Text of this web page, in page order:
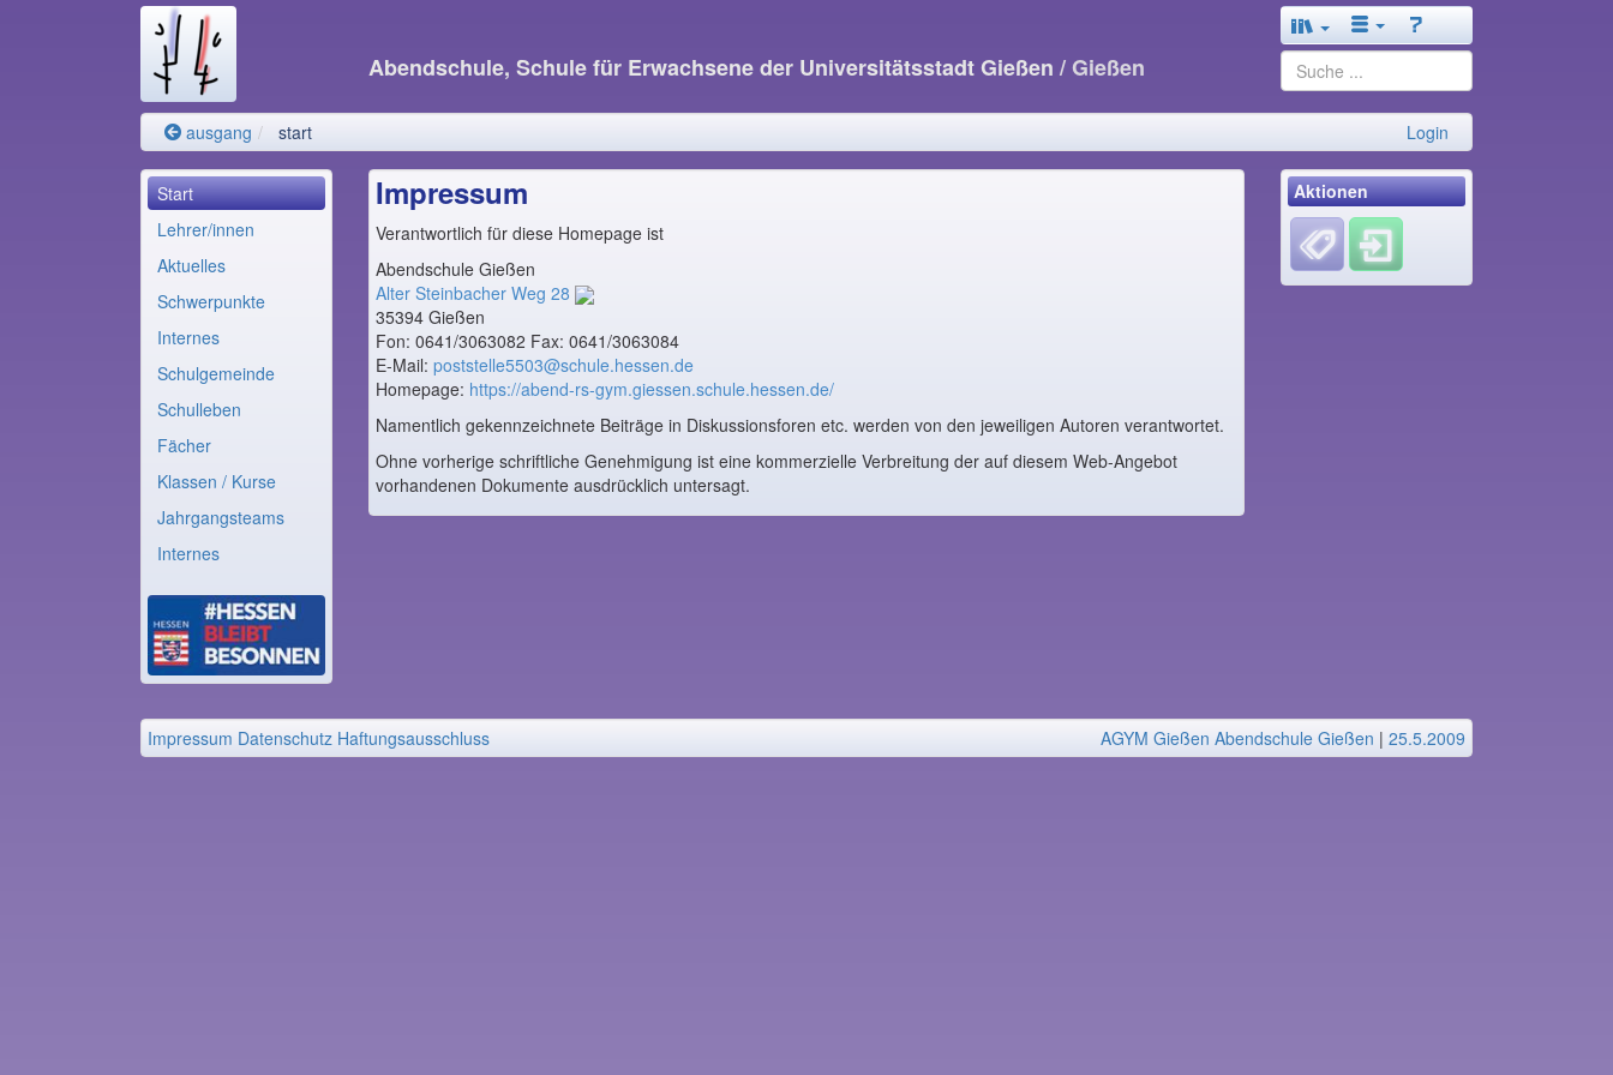
Abendschule, Schule für Erwachsene der Universitätsstadt Gießen / Gießen
ausgang start Login
Start
Lehrer/innen
Aktuelles
Schwerpunkte
Internes
Schulgemeinde
Schulleben
Fächer
Klassen / Kurse
Jahrgangsteams
Internes
Impressum
Verantwortlich für diese Homepage ist
Abendschule Gießen
Alter Steinbacher Weg 28
35394 Gießen
Fon: 0641/3063082 Fax: 0641/3063084
E-Mail: poststelle5503@schule.hessen.de
Homepage: https://abend-rs-gym.giessen.schule.hessen.de/
Namentlich gekennzeichnete Beiträge in Diskussionsforen etc. werden von den jeweiligen Autoren verantwortet.
Ohne vorherige schriftliche Genehmigung ist eine kommerzielle Verbreitung der auf diesem Web-Angebot
vorhandenen Dokumente ausdrücklich untersagt.
Aktionen
Impressum Datenschutz Haftungsausschluss AGYM Gießen Abendschule Gießen | 25.5.2009